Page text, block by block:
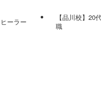
ーラー
【品川校】
職